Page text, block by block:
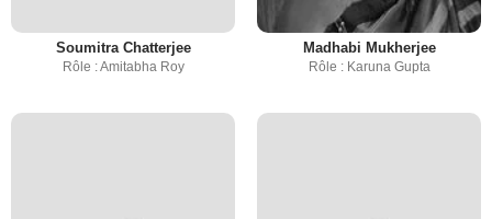
Soumitra Chatterjee
Rôle : Amitabha Roy
Madhabi Mukherjee
Rôle : Karuna Gupta